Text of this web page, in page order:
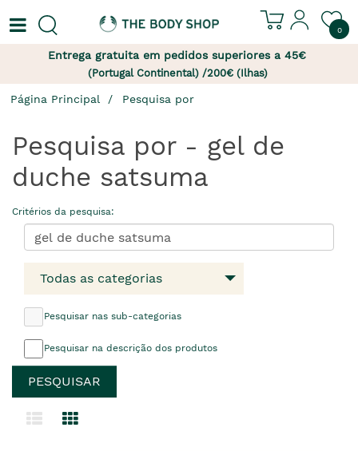
0
Entrega gratuita em pedidos superiores a 45€
(Portugal Continental) /200€ (Ilhas)
Página Principal Pesquisa por
Pesquisa por - gel de
duche satsuma
Critérios da pesquisa:
Todas as categorias
Pesquisar nas sub-categorias
Pesquisar na descrição dos produtos